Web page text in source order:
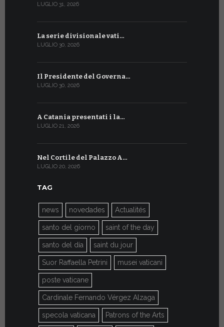
LUGLIO 31, 2026
La serie divisionale vati…
LUGLIO 30, 2026
Il Presidente del Governa…
LUGLIO 30, 2026
A Catania presentati i la…
LUGLIO 21, 2026
Nel Cortile del Palazzo A…
LUGLIO 20, 2026
TAG
news novedades Actualités
santo del giorno saint of the day
santo del día saint du jour
Suor Raffaella Petrini musei vaticani
poste vaticane
Cardinale Fernando Vérgez Alzaga
specola vaticana Patrons of the Arts